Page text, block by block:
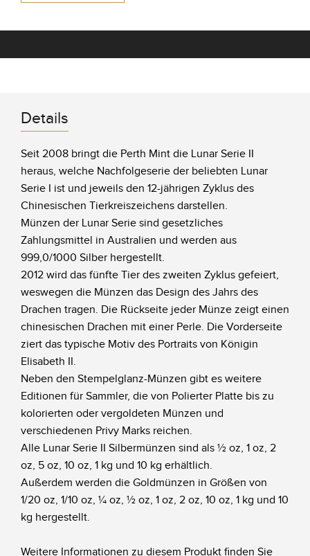
Details
Seit 2008 bringt die Perth Mint die Lunar Serie II
heraus, welche Nachfolgeserie der beliebten Lunar
Serie I ist und jeweils den 12-jährigen Zyklus des
Chinesischen Tierkreiszeichens darstellen.
Münzen der Lunar Serie sind gesetzliches
Zahlungsmittel in Australien und werden aus
999,0/1000 Silber hergestellt.
2012 wird das fünfte Tier des zweiten Zyklus gefeiert,
weswegen die Münzen das Design des Jahrs des
Drachen tragen. Die Rückseite jeder Münze zeigt einen
chinesischen Drachen mit einer Perle. Die Vorderseite
ziert das typische Motiv des Portraits von Königin
Elisabeth II.
Neben den Stempelglanz-Münzen gibt es weitere
Editionen für Sammler, die von Polierter Platte bis zu
kolorierten oder vergoldeten Münzen und
verschiedenen Privy Marks reichen.
Alle Lunar Serie II Silbermünzen sind als ½ oz, 1 oz, 2
oz, 5 oz, 10 oz, 1 kg und 10 kg erhältlich.
Außerdem werden die Goldmünzen in Größen von
1/20 oz, 1/10 oz, ¼ oz, ½ oz, 1 oz, 2 oz, 10 oz, 1 kg und 10
kg hergestellt.
Weitere Informationen zu diesem Produkt finden Sie